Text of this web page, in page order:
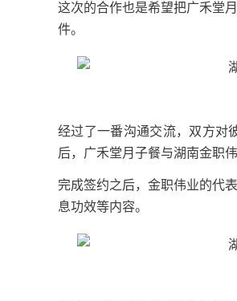
这次的合作也是希望把广禾堂
件。
经过了一番沟通交流，双方对
后，广禾堂月子餐与湖南金职
完成签约之后，金职伟业的代
息功效等内容。